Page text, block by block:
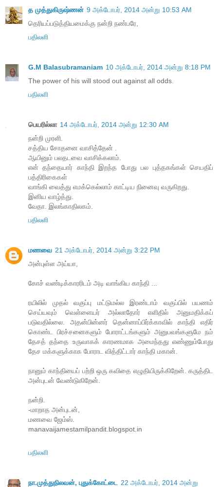
த முத்துகிருஷ்ணன் 9 அக்டோபர், 2014 அன்று 10:53 AM
தெரியப்படுத்தியமைக்கு நன்றி நண்பரே,
பதிலளி
G.M Balasubramaniam 10 அக்டோபர், 2014 அன்று 8:18 PM
The power of his will stood out against all odds.
பதிலளி
பெயரில்லா 14 அக்டோபர், 2014 அன்று 12:30 AM
நன்றி முரளி.
சத்திய சோதனை வாசித்தேன் .
ஆயினும் பலதடவை வாசிக்கலாம்.
என் தந்தையார் காந்தி இறந்த போது பல புத்தகங்கள் செயதிப்
பத்திரிகைகள்
வாங்கி வைத்து எமக்கெல்லாம் காட்டிய நினைவு வருகிறது.
இனிய வாழ்த்து.
வேதா. இலங்காதிலகம்.
பதிலளி
மணவை 21 அக்டோபர், 2014 அன்று 3:22 PM
அன்புள்ள அய்யா,
கோச் வண்டிக்காரரிடம் அடி வாங்கிய காந்தி ...
ரயிலில் முதல் வகுப்பு மட்டுமல்ல இரண்டாம் வகுப்பில் பயணம்
செய்யவும் வெள்ளையர் அல்லாதோர் எளிதில் அனுமதிக்கப்
படுவதில்லை. அதன்பின்னர் தென்னாப்பிர்க்காவில் காந்தி எதிர்
கொண்ட பிரச்சனைகளும் போராட்டங்களும் அனுபவங்களுமே நம்
தேசத் தந்தை உருவாகக் காரணமாக அமைந்தது எண்ணும்போது
தேச மக்களுக்காக போராட வித்திட்டார் காந்தி மகான்.
நானும் காந்தியைப் பற்றி ஒரு கவிதை எழுதியிருக்கிறேன். கருத்திட
அன்புடன் வேண்டுகிறேன்.
நன்றி.
-மாறாத அன்புடன்,
மணவை ஜேம்ஸ்.
manavaijamestamilpandit.blogspot.in
பதிலளி
நா.முத்துநிலவன், புதுக்கோட்டை
22 அக்டோபர், 2014 அன்று